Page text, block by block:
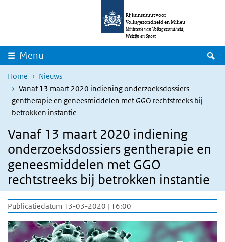
Overslaan en naar de inhoud gaan
Rijksinstituut voor
Volksgezondheid en Milieu
Ministerie van Volksgezondheid,
Welzijn en Sport
Menu
Home
Nieuws
Vanaf 13 maart 2020 indiening onderzoeksdossiers
gentherapie en geneesmiddelen met GGO rechtstreeks bij
betrokken instantie
Vanaf 13 maart 2020 indiening
onderzoeksdossiers gentherapie en
geneesmiddelen met GGO
rechtstreeks bij betrokken instantie
Publicatiedatum 13-03-2020 | 16:00